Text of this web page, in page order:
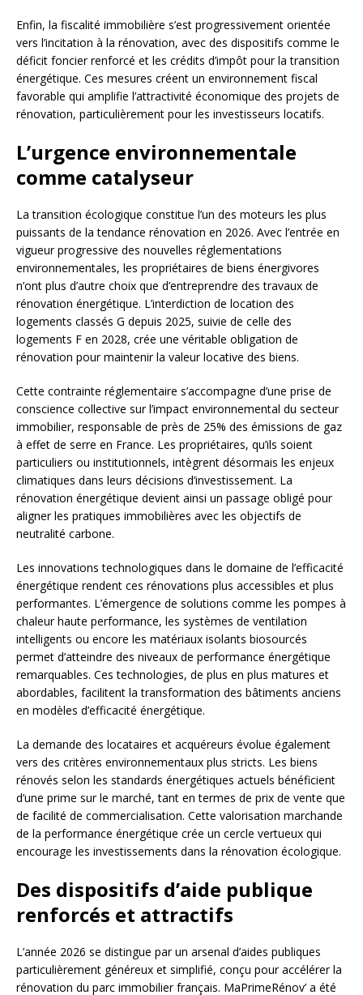
Enfin, la fiscalité immobilière s’est progressivement orientée
vers l’incitation à la rénovation, avec des dispositifs comme le
déficit foncier renforcé et les crédits d’impôt pour la transition
énergétique. Ces mesures créent un environnement fiscal
favorable qui amplifie l’attractivité économique des projets de
rénovation, particulièrement pour les investisseurs locatifs.
L’urgence environnementale
comme catalyseur
La transition écologique constitue l’un des moteurs les plus
puissants de la tendance rénovation en 2026. Avec l’entrée en
vigueur progressive des nouvelles réglementations
environnementales, les propriétaires de biens énergivores
n’ont plus d’autre choix que d’entreprendre des travaux de
rénovation énergétique. L’interdiction de location des
logements classés G depuis 2025, suivie de celle des
logements F en 2028, crée une véritable obligation de
rénovation pour maintenir la valeur locative des biens.
Cette contrainte réglementaire s’accompagne d’une prise de
conscience collective sur l’impact environnemental du secteur
immobilier, responsable de près de 25% des émissions de gaz
à effet de serre en France. Les propriétaires, qu’ils soient
particuliers ou institutionnels, intègrent désormais les enjeux
climatiques dans leurs décisions d’investissement. La
rénovation énergétique devient ainsi un passage obligé pour
aligner les pratiques immobilières avec les objectifs de
neutralité carbone.
Les innovations technologiques dans le domaine de l’efficacité
énergétique rendent ces rénovations plus accessibles et plus
performantes. L’émergence de solutions comme les pompes à
chaleur haute performance, les systèmes de ventilation
intelligents ou encore les matériaux isolants biosourcés
permet d’atteindre des niveaux de performance énergétique
remarquables. Ces technologies, de plus en plus matures et
abordables, facilitent la transformation des bâtiments anciens
en modèles d’efficacité énergétique.
La demande des locataires et acquéreurs évolue également
vers des critères environnementaux plus stricts. Les biens
rénovés selon les standards énergétiques actuels bénéficient
d’une prime sur le marché, tant en termes de prix de vente que
de facilité de commercialisation. Cette valorisation marchande
de la performance énergétique crée un cercle vertueux qui
encourage les investissements dans la rénovation écologique.
Des dispositifs d’aide publique
renforcés et attractifs
L’année 2026 se distingue par un arsenal d’aides publiques
particulièrement généreux et simplifié, conçu pour accélérer la
rénovation du parc immobilier français. MaPrimeRénov’ a été